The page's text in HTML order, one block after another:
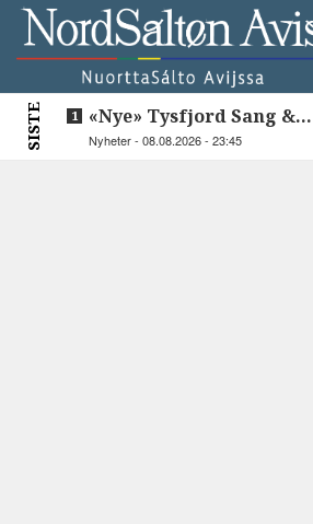
SISTE
«Nye» Tysfjord Sang &
Sement hyllet sin avdøde
Nyheter - 08.08.2026 - 23:45